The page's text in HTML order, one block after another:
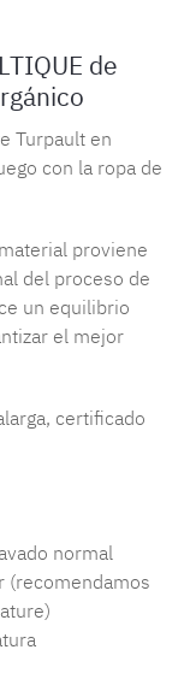
de
Turpault en
con la ropa de
proviene
del proceso de
un equilibrio
el mejor
certificado
normal
(recomendamos